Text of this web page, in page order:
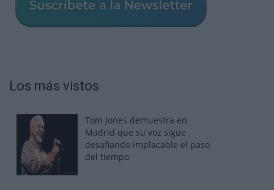
Los más vistos
Tom Jones demuestra en
Madrid que su voz sigue
desafiando implacable el paso
del tiempo